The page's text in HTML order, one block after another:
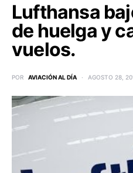
Lufthansa
de huelga y
vuelos.
POR AVIACIÓN AL DÍA AGOSTO 28,